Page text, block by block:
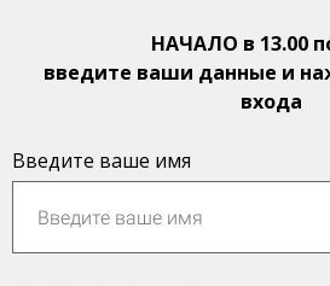
НАЧАЛО в 13.00
введите ваши данные и
входа
Введите ваше имя